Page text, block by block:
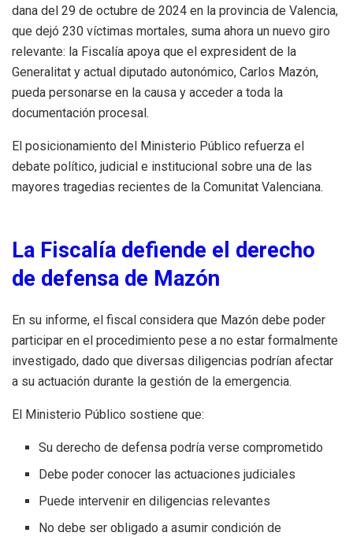
dana del 29 de octubre de 2024 en la provincia de Valencia,
que dejó 230 víctimas mortales, suma ahora un nuevo giro
relevante: la Fiscalía apoya que el expresident de la
Generalitat y actual diputado autonómico, Carlos Mazón,
pueda personarse en la causa y acceder a toda la
documentación procesal.
El posicionamiento del Ministerio Público refuerza el
debate político, judicial e institucional sobre una de las
mayores tragedias recientes de la Comunitat Valenciana.
La Fiscalía defiende el derecho
de defensa de Mazón
En su informe, el fiscal considera que Mazón debe poder
participar en el procedimiento pese a no estar formalmente
investigado, dado que diversas diligencias podrían afectar
a su actuación durante la gestión de la emergencia.
El Ministerio Público sostiene que:
Su derecho de defensa podría verse comprometido
Debe poder conocer las actuaciones judiciales
Puede intervenir en diligencias relevantes
No debe ser obligado a asumir condición de